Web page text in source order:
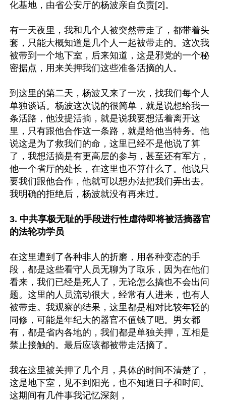
化基地，由省公安厅的杨波亲自负责[2]。
有一天夜里，我和几个人被突然带走了，都带着头
套，只能大概知道是几个人一起被带走的。这次我
被带到一个地下室，后来知道，这是邪党的一个秘
密据点，用来关押我们这些准备活摘的人。
到这里的第二天，杨波又来了一次，找我们每个人
单独谈话。杨波这次说的很简单，就是说想给我一
条活路，他没提活摘，就是说我要想活着离开这
里，只有跟他合作这一条路，就是给他当特务。他
说这是为了救我们的命，这里已经不是他说了算
了，我想活摘是有更高层的参与，甚至还有军方，
他一个省厅的处长，在这里也不算什么了。他说只
要我们跟他合作，他就可以想办法把我们弄出去。
我明确的拒绝后，杨波就没有再来过。
3. 中共享极无耻的手段进行性虐待即将被活摘器官
的法轮功学员
在这里遭到了各种非人的折磨，用各种变态的手
段，都是这些看守人员无聊为了取乐，因为在他们
看来，我们已经是死人了，无论怎么搞也不会出问
题。这里的人员流动很大，经常有人进来，也有人
被带走。我观察的结果，这里都是相对比较年轻的
同修，可能是年纪大的器官不值钱了吧。男女都
有，都是省内各地的，我们都是单独关押，互相是
禁止接触的。最后应该都被带走活摘了。
我在这里被关押了几个月，具体的时间不清楚了，
这是地下室，见不到阳光，也不知道日子和时间。
这期间有几件事我记忆深刻，